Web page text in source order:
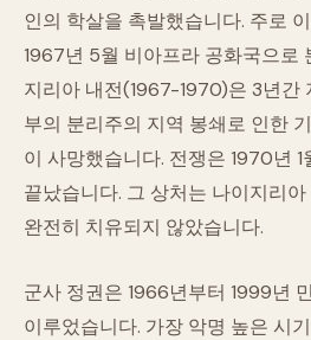
인의 학살을 촉발했습니다. 주로
1967년 5월 비아프라 공화국으로
지리아 내전(1967-1970)은 3년간
부의 분리주의 지역 봉쇄로 인한
이 사망했습니다. 전쟁은 1970년 1
끝났습니다. 그 상처는 나이지리아
완전히 치유되지 않았습니다.
군사 정권은 1966년부터 1999년
이루었습니다. 가장 악명 높은 시